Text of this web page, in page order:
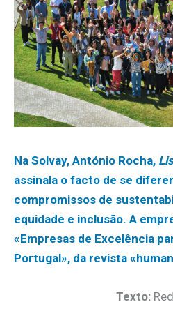
Na Solvay, António Rocha,
assinala o facto de se
compromissos de
equidade e inclusão. A
«Empresas de Excelência
Portugal», da revista
Texto: